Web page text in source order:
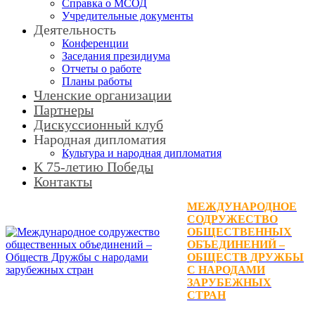
Справка о МСОД
Учредительные документы
Деятельность
Конференции
Заседания президиума
Отчеты о работе
Планы работы
Членские организации
Партнеры
Дискуссионный клуб
Народная дипломатия
Культура и народная дипломатия
К 75-летию Победы
Контакты
МЕЖДУНАРОДНОЕ
СОДРУЖЕСТВО
ОБЩЕСТВЕННЫХ
ОБЪЕДИНЕНИЙ –
ОБЩЕСТВ ДРУЖБЫ
С НАРОДАМИ
ЗАРУБЕЖНЫХ
СТРАН